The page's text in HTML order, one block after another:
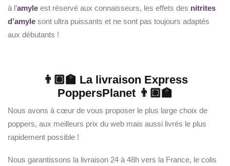
à l’amyle est réservé aux connaisseurs, les effets des nitrites
d’amyle sont ultra puissants et ne sont pas toujours adaptés
aux débutants !
👨🏽‍🏫 La livraison Express
PoppersPlanet 👨🏽‍🏫
Nous avons à cœur de vous proposer le plus large choix de
poppers, aux meilleurs prix du web mais aussi livrés le plus
rapidement possible !
Nous garantissons la livraison 24 à 48h vers la France, le colis